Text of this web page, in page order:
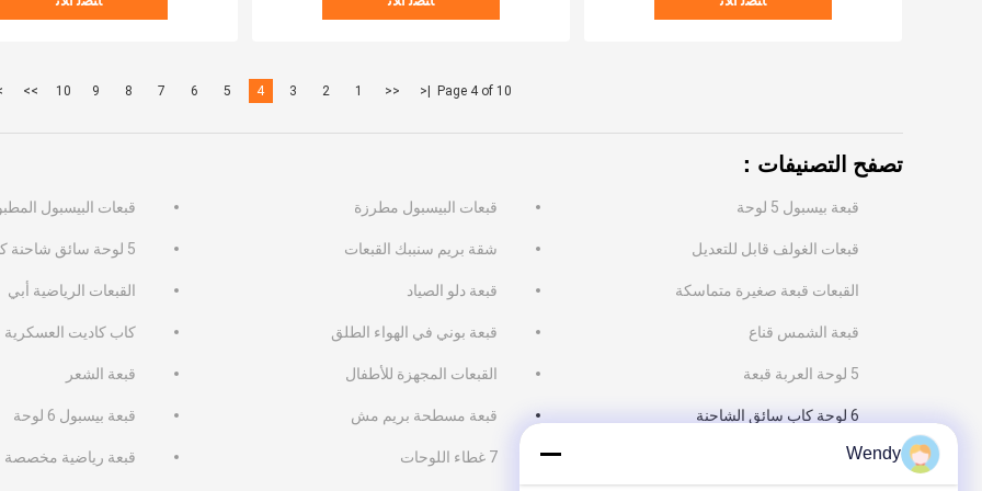
Page 4 of 10
|<
<<
1
2
3
4
5
6
7
8
9
10
>>
تصفح التصنيفات：
قبعات البيسبول قبعات البيسبول مطرزة قبعة بيسبول 5 لوحة
5 لوحة سائق شاحنة كاب شقة بريم سنببك القبعات قبعات الغولف قابل للتعديل
القبعات الرياضية أبي قبعة دلو الصياد القبعات قبعة صغيرة متماسكة
كاب كاديت العسكرية قبعة بوني في الهواء الطلق قبعة الشمس قناع
قبعة الشعر القبعات المجهزة للأطفال 5 لوحة العربة قبعة
قبعة بيسبول 6 لوحة قبعة مسطحة بريم مش 6 لوحة كاب سائق الشاحنة
قبعة رياضية مخصصة 7 غطاء اللوحات قبعة الحيوانات الأليفةWendy